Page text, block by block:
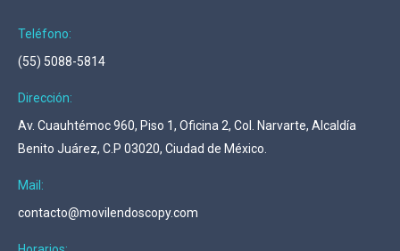
Teléfono:
(55) 5088-5814
Dirección:
Av. Cuauhtémoc 960, Piso 1, Oficina 2, Col. Narvarte, Alcaldía
Benito Juárez, C.P 03020, Ciudad de México.
Mail:
contacto@movilendoscopy.com